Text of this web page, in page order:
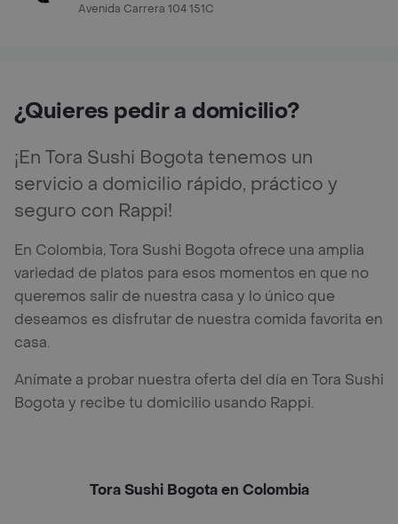
Avenida Carrera 104 151C
¿Quieres pedir a domicilio?
¡En Tora Sushi Bogota tenemos un
servicio a domicilio rápido, práctico y
seguro con Rappi!
En Colombia, Tora Sushi Bogota ofrece una amplia
variedad de platos para esos momentos en que no
queremos salir de nuestra casa y lo único que
deseamos es disfrutar de nuestra comida favorita en
casa.
Anímate a probar nuestra oferta del día en Tora Sushi
Bogota y recibe tu domicilio usando Rappi.
Tora Sushi Bogota en Colombia